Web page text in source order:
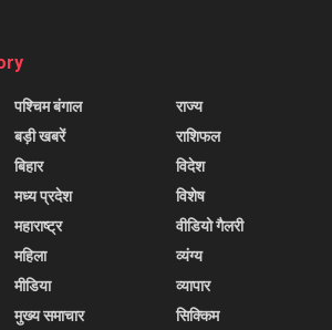
पश्चिम बंगाल
बड़ी खबरें
बिहार
मध्य प्रदेश
महाराष्ट्र
महिला
मीडिया
मुख्य समाचार
राज्य
राशिफल
विदेश
विशेष
वीडियो गैलरी
व्यंग्य
व्यापार
सिक्किम